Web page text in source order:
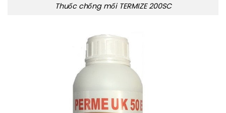
Thuốc chống mối TERMIZE 200SC